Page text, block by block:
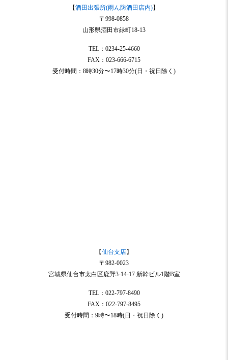
【酒田出張所(雨ん防酒田店内)】
〒998-0858
山形県酒田市緑町18-13
TEL：0234-25-4660
FAX：023-666-6715
受付時間：8時30分〜17時30分(日・祝日除く)
【仙台支店】
〒982-0023
宮城県仙台市太白区鹿野3-14-17 新幹ビル1階B室
TEL：022-797-8490
FAX：022-797-8495
受付時間：9時〜18時(日・祝日除く)